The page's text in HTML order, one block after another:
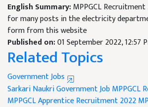
English Summary:MPPGCL
for many posts in the electricity
form from this website
Published on:01 September 2022, 12:57
Related Topics
Government Jobs
Sarkari NaukriGovernment Job MPPGCL
MPPGCL Apprentice Recruitment 2022